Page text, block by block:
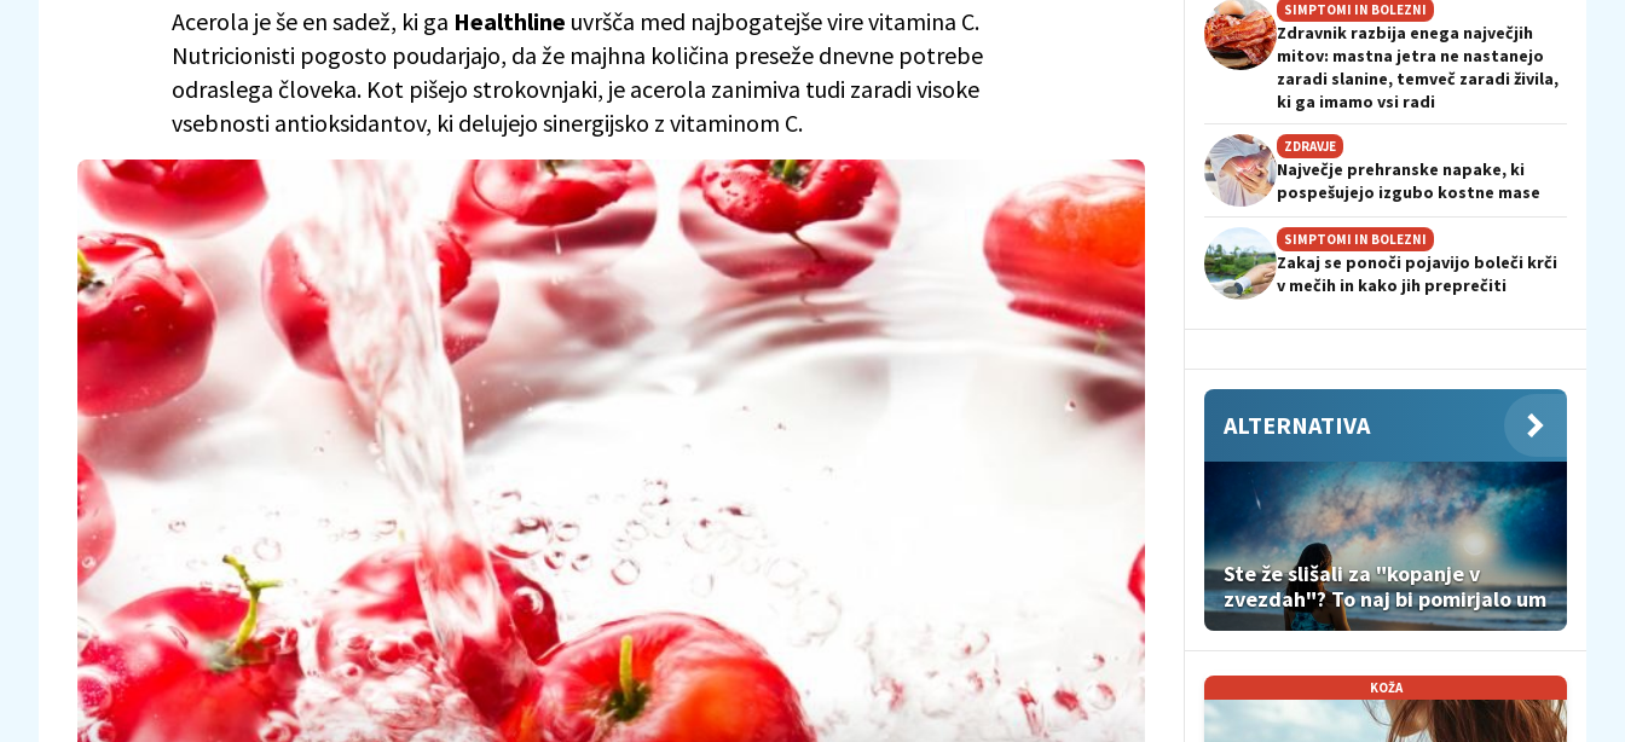
Acerola je še en sadež, ki ga Healthline uvršča med najbogatejše vire vitamina C.
Nutricionisti pogosto poudarjajo, da že majhna količina preseže dnevne potrebe
odraslega človeka. Kot pišejo strokovnjaki, je acerola zanimiva tudi zaradi visoke
vsebnosti antioksidantov, ki delujejo sinergijsko z vitaminom C.
SIMPTOMI IN BOLEZNI
Zdravnik razbija enega največjih
mitov: mastna jetra ne nastanejo
zaradi slanine, temveč zaradi živila,
ki ga imamo vsi radi
ZDRAVJE
Največje prehranske napake, ki
pospešujejo izgubo kostne mase
SIMPTOMI IN BOLEZNI
Zakaj se ponoči pojavijo boleči krči
v mečih in kako jih preprečiti
ALTERNATIVA
Ste že slišali za "kopanje v
zvezdah"? To naj bi pomirjalo um
KOŽA